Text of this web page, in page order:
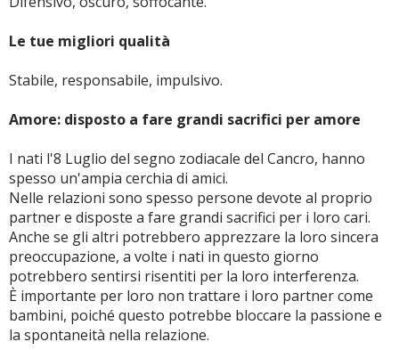
Le tue migliori qualità
Stabile, responsabile, impulsivo.
Amore: disposto a fare grandi sacrifici per amore
I nati l'8 Luglio del segno zodiacale del Cancro, hanno
spesso un'ampia cerchia di amici.
Nelle relazioni sono spesso persone devote al proprio
partner e disposte a fare grandi sacrifici per i loro cari.
Anche se gli altri potrebbero apprezzare la loro sincera
preoccupazione, a volte i nati in questo giorno
potrebbero sentirsi risentiti per la loro interferenza.
È importante per loro non trattare i loro partner come
bambini, poiché questo potrebbe bloccare la passione e
la spontaneità nella relazione.